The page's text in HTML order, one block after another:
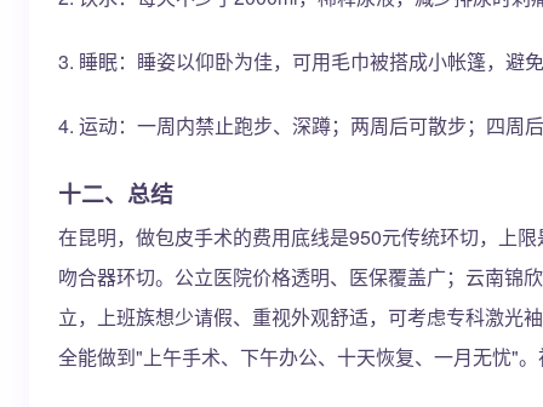
3. 睡眠：睡姿以仰卧为佳，可用毛巾被搭成小帐篷，避
4. 运动：一周内禁止跑步、深蹲；两周后可散步；四周
十二、总结
在昆明，做包皮手术的费用底线是950元传统环切，上
吻合器环切。公立医院价格透明、医保覆盖广；云南锦
立，上班族想少请假、重视外观舒适，可考虑专科激光
全能做到"上午手术、下午办公、十天恢复、一月无忧"